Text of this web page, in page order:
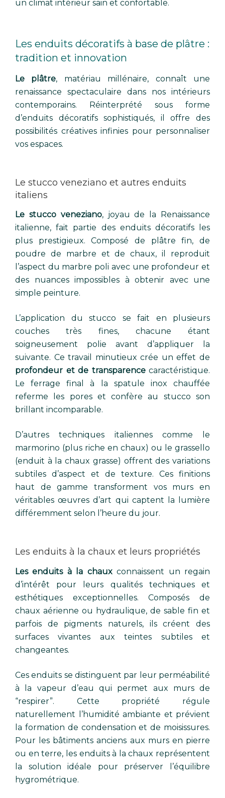
un climat intérieur sain et confortable.
Les enduits décoratifs à base de plâtre :
tradition et innovation
Le plâtre, matériau millénaire, connaît une
renaissance spectaculaire dans nos intérieurs
contemporains. Réinterprété sous forme
d’enduits décoratifs sophistiqués, il offre des
possibilités créatives infinies pour personnaliser
vos espaces.
Le stucco veneziano et autres enduits
italiens
Le stucco veneziano, joyau de la Renaissance
italienne, fait partie des enduits décoratifs les
plus prestigieux. Composé de plâtre fin, de
poudre de marbre et de chaux, il reproduit
l’aspect du marbre poli avec une profondeur et
des nuances impossibles à obtenir avec une
simple peinture.
L’application du stucco se fait en plusieurs
couches très fines, chacune étant
soigneusement polie avant d’appliquer la
suivante. Ce travail minutieux crée un effet de
profondeur et de transparencecaractéristique.
Le ferrage final à la spatule inox chauffée
referme les pores et confère au stucco son
brillant incomparable.
D’autres techniques italiennes comme le
marmorino (plus riche en chaux) ou le grassello
(enduit à la chaux grasse) offrent des variations
subtiles d’aspect et de texture. Ces finitions
haut de gamme transforment vos murs en
véritables œuvres d’art qui captent la lumière
différemment selon l’heure du jour.
Les enduits à la chaux et leurs propriétés
Les enduits à la chauxconnaissent un regain
d’intérêt pour leurs qualités techniques et
esthétiques exceptionnelles. Composés de
chaux aérienne ou hydraulique, de sable fin et
parfois de pigments naturels, ils créent des
surfaces vivantes aux teintes subtiles et
changeantes.
Ces enduits se distinguent par leur perméabilité
à la vapeur d’eau qui permet aux murs de
“respirer”. Cette propriété régule
naturellement l’humidité ambiante et prévient
la formation de condensation et de moisissures.
Pour les bâtiments anciens aux murs en pierre
ou en terre, les enduits à la chaux représentent
la solution idéale pour préserver l’équilibre
hygrométrique.